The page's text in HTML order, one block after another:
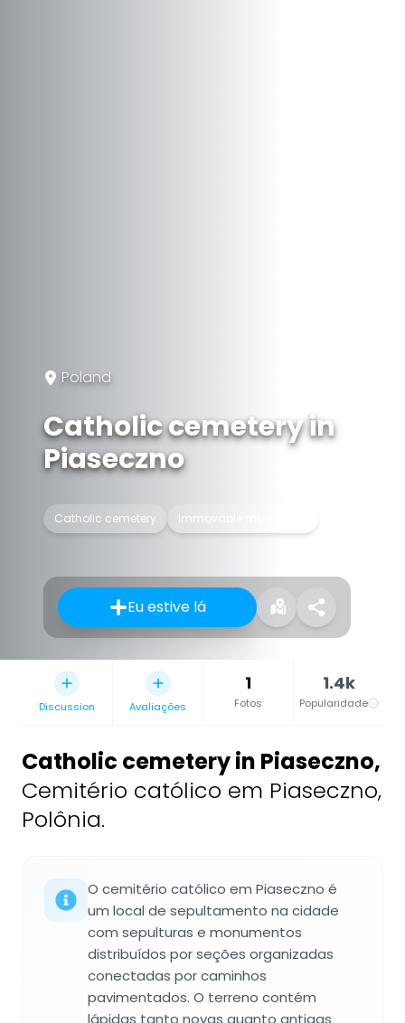
Poland
Catholic cemetery in
Piaseczno
Catholic cemetery Immovable monument
Eu estive lá
Discussion Avaliações
1
Fotos
1.4k
Popularidade
Catholic cemetery in Piaseczno,
Cemitério católico em Piaseczno,
Polônia.
O cemitério católico em Piaseczno é
um local de sepultamento na cidade
com sepulturas e monumentos
distribuídos por seções organizadas
conectadas por caminhos
pavimentados. O terreno contém
lápidas tanto novas quanto antigas